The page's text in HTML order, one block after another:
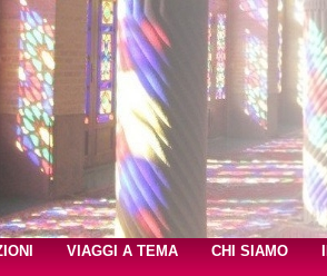
VIAGGI A TEMA CHI SIAMO